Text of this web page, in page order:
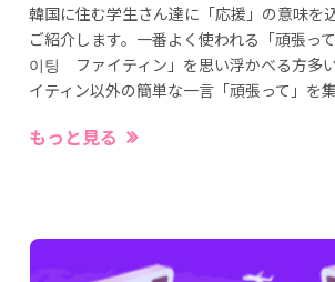
韓国に住む学生さん達に「応援」の意味を
ご紹介します。一番よく使われる「頑張っ
이팅 ファイティン」を思い浮かべる方多
イティン以外の簡単な一言「頑張って」を
もっと見る